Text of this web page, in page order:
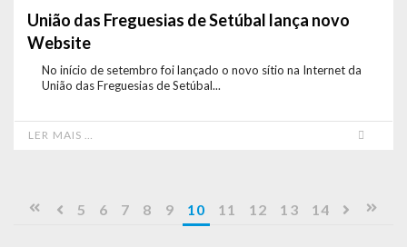
União das Freguesias de Setúbal lança novo
Website
No início de setembro foi lançado o novo sítio na Internet da
União das Freguesias de Setúbal...
LER MAIS …
5 6 7 8 9 10 11 12 13 14